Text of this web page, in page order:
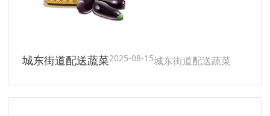
城东街道配送蔬菜2025-08-15城东街道配送蔬菜